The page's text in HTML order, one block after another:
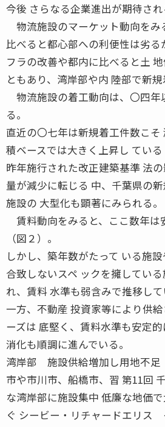
今後 さらなる企業進出が期待され
物流施設のマーケット動向をみ
比べると都心部への利便性は劣る
フラの改善や都内に比べると土
ともあり、湾岸部や内 陸部で新規
物流施設の着工動向は、〇四年
る。
直近の〇七年は新規着工件数こ
積ベースでは大きく上昇し ている
昨年施行された改正建築基準 法
量が減少に転じる 中、千葉県の新
施設の 大型化も顕著にみられる。
賃料動向をみると、ここ数年は
（図２）。
しかし、築年数がたって いる施
合致しないスペ ックを擁してい
れ、賃料 水準も弱含みで推移して
一方、不動産 投資家等により供
ーズは 底堅く、賃料水準も安定
消化も順調に進んでいる。
湾岸部 施設供給増加し用地不
市や市川市、船橋市、習 第11回
な湾岸部に施設集中 低廉な地価
ぐ シービー・リチャードエリス